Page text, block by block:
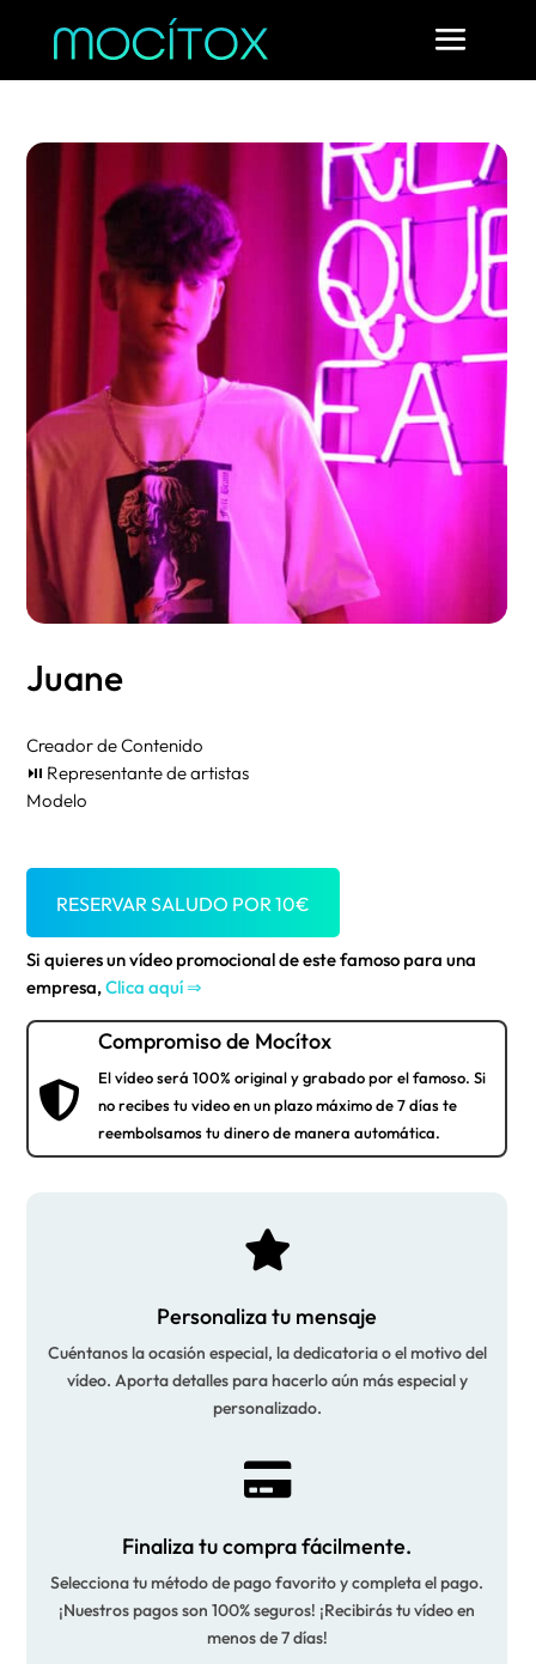
Juane
Creador de Contenido
⏯️ Representante de artistas
Modelo
RESERVAR SALUDO POR10€
Si quieres un vídeo promocional de este famoso para una
empresa,Clica aquí ⇒

Compromiso de Mocítox
El vídeo será 100% original y grabado por el famoso. Si
no recibes tu video en un plazo máximo de 7 días te
reembolsamos tu dinero de manera automática.

Personaliza tu mensaje
Cuéntanos la ocasión especial, la dedicatoria o el motivo del
vídeo. Aporta detalles para hacerlo aún más especial y
personalizado.

Finaliza tu compra fácilmente.
Selecciona tu método de pago favorito y completa el pago.
¡Nuestros pagos son 100% seguros! ¡Recibirás tu vídeo en
menos de 7 días!